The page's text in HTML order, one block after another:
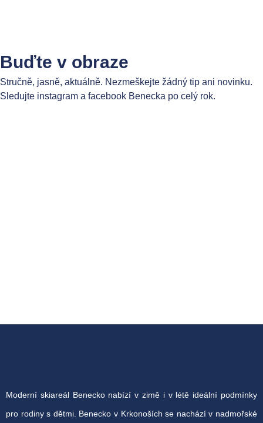
Buďte v obraze
Stručně, jasně, aktuálně. Nezmeškejte žádný tip ani novinku.
Sledujte instagram a facebook Benecka po celý rok.
Moderní skiareál Benecko nabízí v zimě i v létě ideální podmínky
pro rodiny s dětmi. Benecko v Krkonoších se nachází v nadmořské